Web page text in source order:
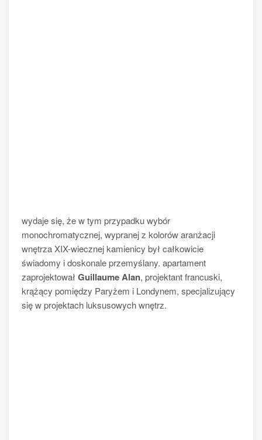
wydaje się, że w tym przypadku wybór
monochromatycznej, wypranej z kolorów aranżacji
wnętrza XIX-wiecznej kamienicy był całkowicie
świadomy i doskonale przemyślany. apartament
zaprojektował Guillaume Alan, projektant francuski,
krążący pomiędzy Paryżem i Londynem, specjalizujący
się w projektach luksusowych wnętrz.